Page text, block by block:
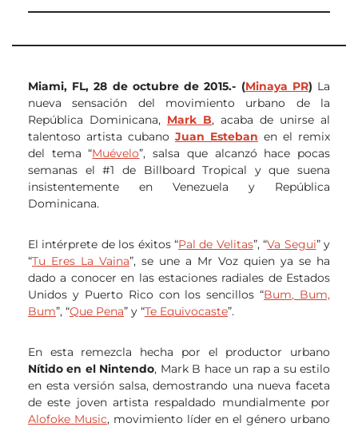
Miami, FL, 28 de octubre de 2015.- (Minaya PR) La
nueva sensación del movimiento urbano de la
República Dominicana, Mark B, acaba de unirse al
talentoso artista cubano Juan Esteban en el remix
del tema “Muévelo”, salsa que alcanzó hace pocas
semanas el #1 de Billboard Tropical y que suena
insistentemente en Venezuela y República
Dominicana.
El intérprete de los éxitos “Pal de Velitas”, “Va Segui” y
“Tu Eres La Vaina”, se une a Mr Voz quien ya se ha
dado a conocer en las estaciones radiales de Estados
Unidos y Puerto Rico con los sencillos “Bum, Bum,
Bum”, “Que Pena” y “Te Equivocaste”.
En esta remezcla hecha por el productor urbano
Nítido en el Nintendo, Mark B hace un rap a su estilo
en esta versión salsa, demostrando una nueva faceta
de este joven artista respaldado mundialmente por
Alofoke Music, movimiento líder en el género urbano